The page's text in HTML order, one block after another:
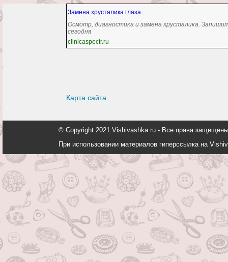
Замена хрусталика глаза
Осмотр, диагностика и замена хрусталика.
сегодня
clinicaspectr.ru
Карта сайта
© Copyright 2021 Vishivashka.ru - Все права
При использовании материалов гиперссылка на